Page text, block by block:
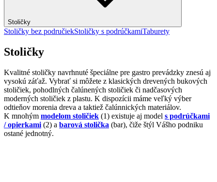
Stoličky
Stoličky bez područiekStoličky s podrúčkamiTaburety
Stoličky
Kvalitné stoličky navrhnuté špeciálne pre gastro prevádzky znesú aj
vysokú záťaž. Vybrať si môžete z klasických drevených bukových
stoličiek, pohodlných čalúnených stoličiek či nadčasových
moderných stoličiek z plastu. K dispozícii máme veľký výber
odtieňov morenia dreva a taktiež čalúnnických materiálov.
K mnohým modelom stoličiek (1) existuje aj model s podrúčkami
/ opierkami (2) a barová stolička (bar), čiže štýl Vášho podniku
ostané jednotný.